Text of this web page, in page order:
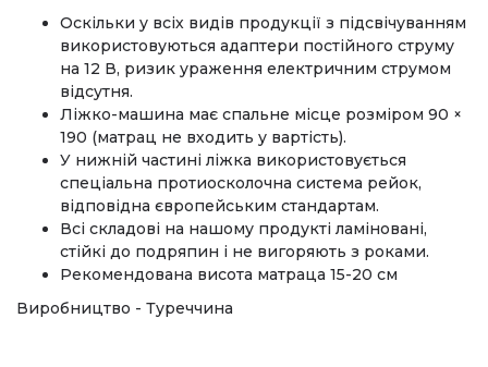
Оскільки у всіх видів продукції з підсвічуванням
використовуються адаптери постійного струму
на 12 В, ризик ураження електричним струмом
відсутня.
Ліжко-машина має спальне місце розміром 90 ×
190 (матрац не входить у вартість).
У нижній частині ліжка використовується
спеціальна протиосколочна система рейок,
відповідна європейським стандартам.
Всі складові на нашому продукті ламіновані,
стійкі до подряпин і не вигоряють з роками.
Рекомендована висота матраца 15-20 см
Виробництво - Туреччина